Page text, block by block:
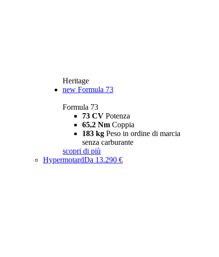
Heritage
new Formula 73
Formula 73
73 CV Potenza
65,2 Nm Coppia
183 kg Peso in ordine di marcia
senza carburante
scopri di più
HypermotardDa 13.290 €